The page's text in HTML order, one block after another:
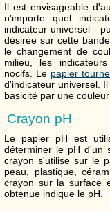
Il est envisageable
n'importe quel
indicateur universel -
désirée sur cette
le changement de
milieu, les
nocifs. Le papier
d'indicateur universel.
basicité par une couleur
Crayon pH
Le papier pH est
déterminer le pH d'un
crayon s'utilise sur le
peau, plastique,
crayon sur la surface
obtenue indique le pH.